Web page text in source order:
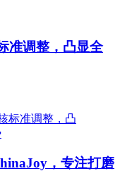
准调整，凸显全
，专注打磨